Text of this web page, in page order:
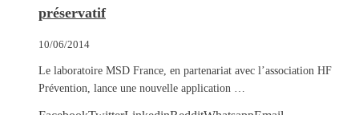
préservatif
10/06/2014
Le laboratoire MSD France, en partenariat avec l’association HF
Prévention, lance une nouvelle application …